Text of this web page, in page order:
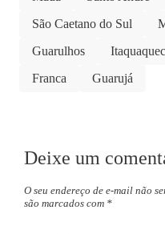
São Caetano do Sul
Guarulhos
Franca
Guarujá
Deixe um
O seu endereço de e-mail não
são marcados com *